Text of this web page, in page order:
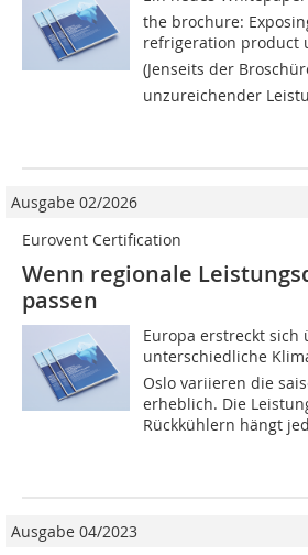
the brochure:
refrigeration product
(Jenseits der
unzureichender
Ausgabe 02/2026
Eurovent Certification
Wenn regionale
passen
Europa erstreckt sich
unterschiedliche
Oslo variieren die
erheblich. Die
Rückkühlern hängt
Ausgabe 04/2023